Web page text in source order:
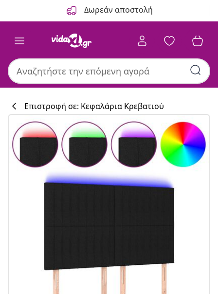
Δωρεάν αποστολή
#sharemevidaxl
Συλλογή
Επιστροφή σε: Κεφαλάρια Κρεβατιού